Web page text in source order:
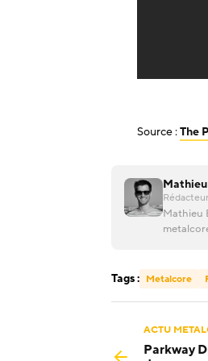
Source :The
Mathieu
Tags : Metalcore
ACTU
Parkway